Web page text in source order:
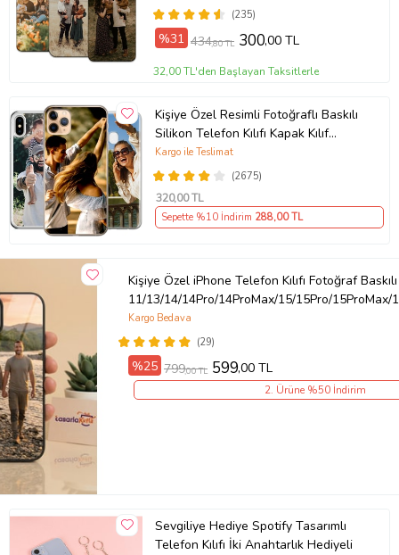
(235)
%31 434,80 TL 300,00 TL
32,00 TL'den Başlayan Taksitlerle
Kişiye Özel Resimli Fotoğraflı Baskılı
Silikon Telefon Kılıfı Kapak Kılıf
(Telefon Modelleri Açıklamada)
(2675)
Kargo ile Teslimat
320,00 TL
Sepette %10 İndirim 288,00 TL
Kişiye Özel iPhone Telefon Kılıfı Fotoğraf Baskılı
11/13/14/14Pro/14ProMax/15/15Pro/
(29)
Kargo Bedava
%25 799,00 TL 599,00 TL
2. Ürüne %50 İndirim
Sevgiliye Hediye Spotify Tasarımlı
Telefon Kılıfı İki Anahtarlık Hediyeli